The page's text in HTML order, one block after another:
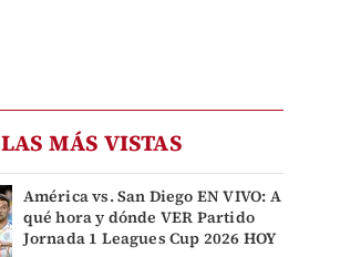
LAS MÁS VISTAS
América vs. San Diego EN VIVO: A
qué hora y dónde VER Partido
Jornada 1 Leagues Cup 2026 HOY